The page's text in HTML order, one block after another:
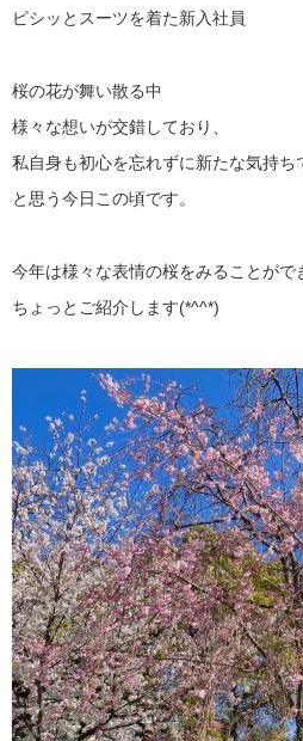
ピシッとスーツを着た新入社員
桜の花が舞い散る中
様々な想いが交錯しており、
私自身も初心を忘れずに新たな気持ち
と思う今日この頃です。
今年は様々な表情の桜をみることがで
ちょっとご紹介します(*^^*)